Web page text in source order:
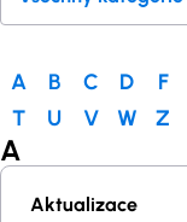
A B C D F
T
U V W Z
A
Aktualizace